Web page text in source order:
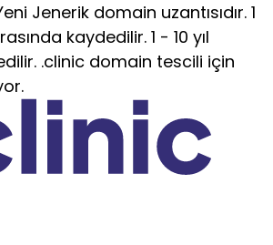
Jenerik domain uzantısıdır. 1
kaydedilir. 1 - 10 yıl
.clinic domain tescili için